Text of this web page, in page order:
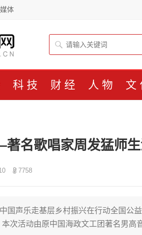
体
科技 财经 人物 文
名歌唱家周发猛师
7758
国声乐走基层乡村振兴在行动全国公
次活动由原中国海政文工团著名男高